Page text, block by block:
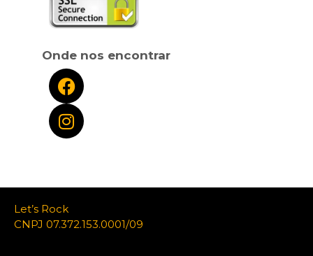
Onde nos encontrar
Let’s Rock
CNPJ 07.372.153.0001/09